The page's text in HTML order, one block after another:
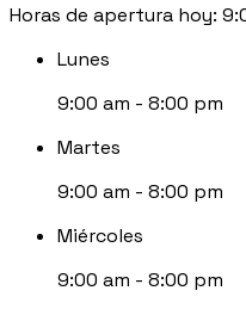
Horas de apertura hoy:
Lunes
9:00 am - 8:00 pm
Martes
9:00 am - 8:00 pm
Miércoles
9:00 am - 8:00 pm